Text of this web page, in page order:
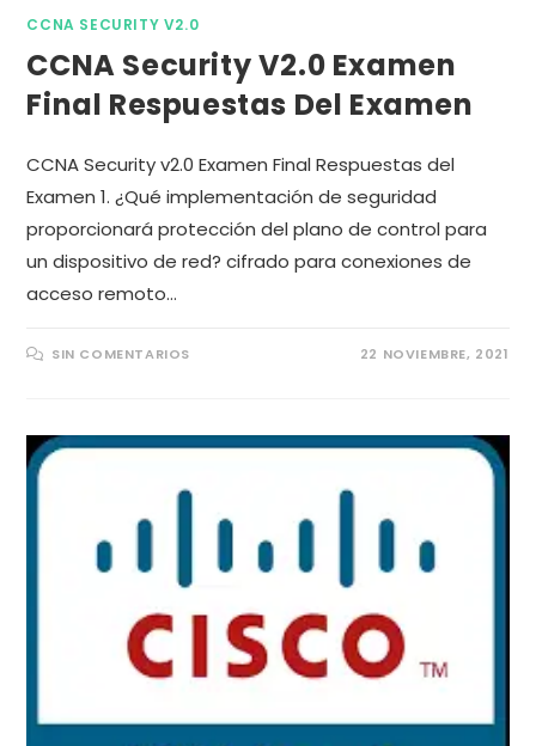
CCNA SECURITY V2.0
CCNA Security V2.0 Examen
Final Respuestas Del Examen
CCNA Security v2.0 Examen Final Respuestas del
Examen 1. ¿Qué implementación de seguridad
proporcionará protección del plano de control para
un dispositivo de red? cifrado para conexiones de
acceso remoto…
SIN COMENTARIOS 22 NOVIEMBRE, 2021